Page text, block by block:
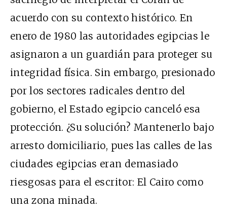
acuerdo con su contexto histórico. En
enero de 1980 las autoridades egipcias le
asignaron a un guardián para proteger su
integridad física. Sin embargo, presionado
por los sectores radicales dentro del
gobierno, el Estado egipcio canceló esa
protección. ¿Su solución? Mantenerlo bajo
arresto domiciliario, pues las calles de las
ciudades egipcias eran demasiado
riesgosas para el escritor: El Cairo como
una zona minada.